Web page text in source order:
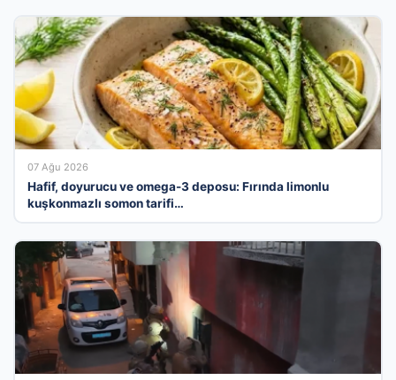
07 Ağu 2026
Hafif, doyurucu ve omega-3 deposu: Fırında limonlu
kuşkonmazlı somon tarifi…